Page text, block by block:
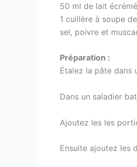
50 ml de lait écrémé
1 cuillère à soupe
sel, poivre et
Préparation :
Étalez la pâte dans
Dans un saladier
Ajoutez les les
Ensuite ajoutez les